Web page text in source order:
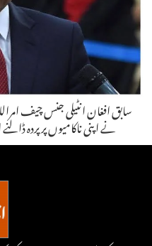
سابق افغان انٹیلی جنس چیف
نے اپنی ناکامیوں پر پردہ